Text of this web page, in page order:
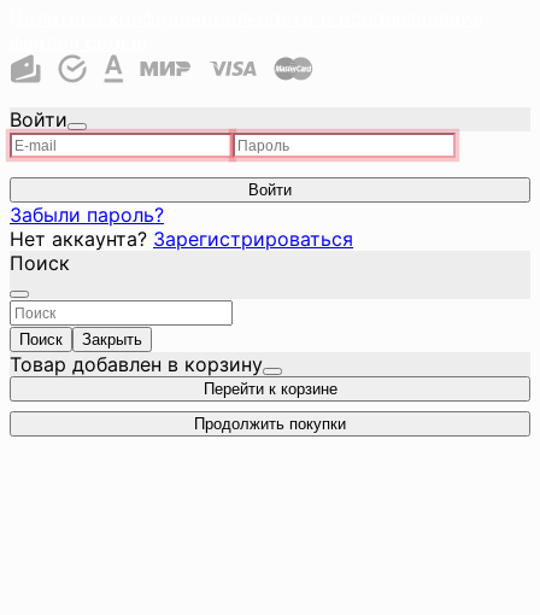
Войти
Войти
Забыли пароль?
Нет аккаунта? Зарегистрироваться
Поиск
Поиск Закрыть
Товар добавлен в корзину
Перейти к корзине
Продолжить покупки